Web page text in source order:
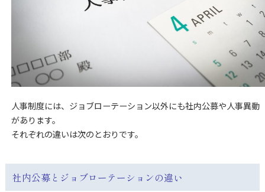
人事制度には、ジョブローテーション以外にも社内公募や人事異動
があります。
それぞれの違いは次のとおりです。
社内公募とジョブローテーションの違い